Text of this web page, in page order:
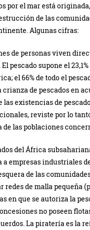
por el mar está
de las
Algunas cifras:
de personas viven
pescado supone el
el 66% de todo el
de pescados en
las existencias de
reviste por lo
las poblaciones
del África
a empresas industriales
de las
de malla pequeña
en que se autoriza la
no poseen
La piratería es la